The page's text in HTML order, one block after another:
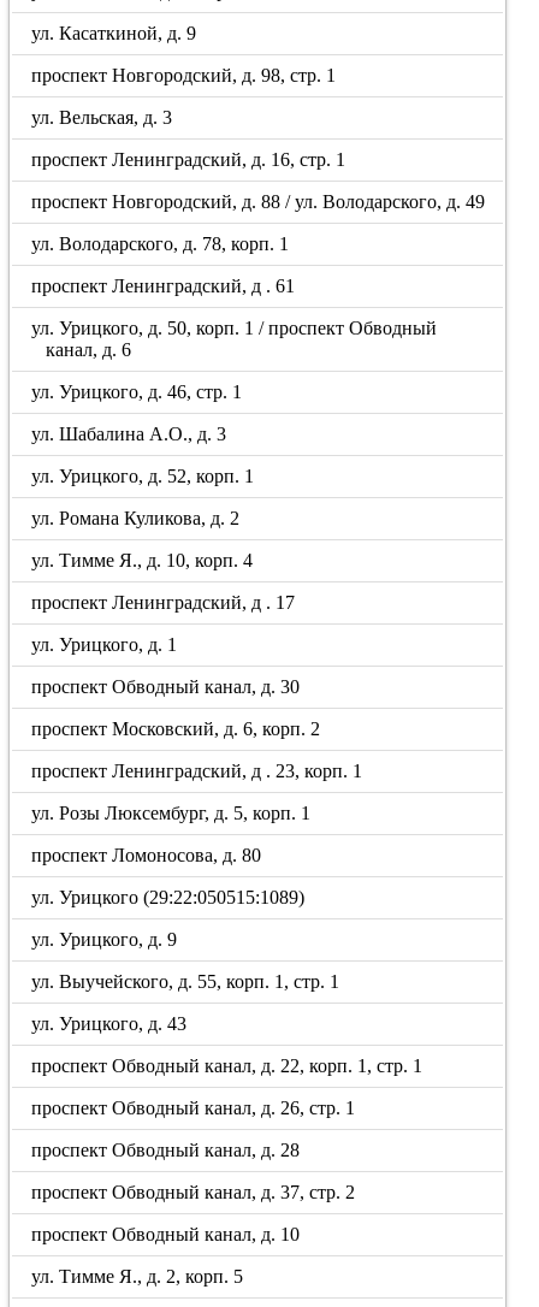
ул. Касаткиной, д. 9
проспект Новгородский, д. 98, стр. 1
ул. Вельская, д. 3
проспект Ленинградский, д. 16, стр. 1
проспект Новгородский, д. 88 / ул. Володарского, д. 49
ул. Володарского, д. 78, корп. 1
проспект Ленинградский, д . 61
ул. Урицкого, д. 50, корп. 1 / проспект Обводный
канал, д. 6
ул. Урицкого, д. 46, стр. 1
ул. Шабалина А.О., д. 3
ул. Урицкого, д. 52, корп. 1
ул. Романа Куликова, д. 2
ул. Тимме Я., д. 10, корп. 4
проспект Ленинградский, д . 17
ул. Урицкого, д. 1
проспект Обводный канал, д. 30
проспект Московский, д. 6, корп. 2
проспект Ленинградский, д . 23, корп. 1
ул. Розы Люксембург, д. 5, корп. 1
проспект Ломоносова, д. 80
ул. Урицкого (29:22:050515:1089)
ул. Урицкого, д. 9
ул. Выучейского, д. 55, корп. 1, стр. 1
ул. Урицкого, д. 43
проспект Обводный канал, д. 22, корп. 1, стр. 1
проспект Обводный канал, д. 26, стр. 1
проспект Обводный канал, д. 28
проспект Обводный канал, д. 37, стр. 2
проспект Обводный канал, д. 10
ул. Тимме Я., д. 2, корп. 5